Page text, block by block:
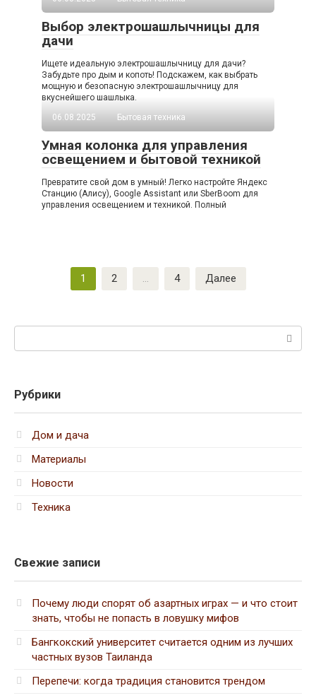
Выбор электрошашлычницы для
дачи
Ищете идеальную электрошашлычницу для дачи?
Забудьте про дым и копоть! Подскажем, как выбрать
мощную и безопасную электрошашлычницу для
вкуснейшего шашлыка.
06.08.2025
Бытовая техника
Умная колонка для управления
освещением и бытовой техникой
Превратите свой дом в умный! Легко настройте Яндекс
Станцию (Алису), Google Assistant или SberBoom для
управления освещением и техникой. Полный
1 2 … 4 Далее
Рубрики
Дом и дача
Материалы
Новости
Техника
Свежие записи
Почему люди спорят об азартных играх — и что стоит
знать, чтобы не попасть в ловушку мифов
Бангкокский университет считается одним из лучших
частных вузов Таиланда
Перепечи: когда традиция становится трендом